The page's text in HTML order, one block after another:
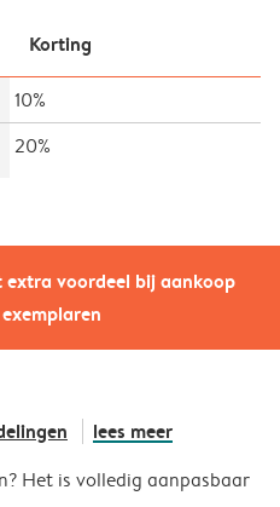
extra voordeel bij aankoop
Korting
10%
20%
lees meer
Het is volledig aanpasbaar